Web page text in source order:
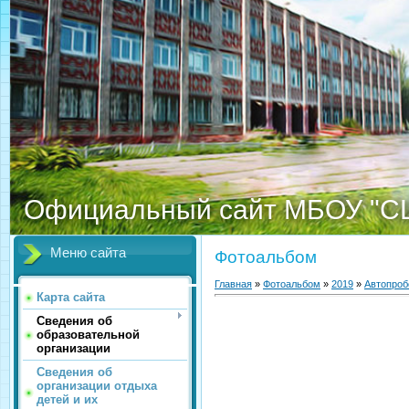
Официальный сайт МБОУ
Меню сайта
Карта сайта
Сведения об
образовательной
организации
Сведения об
организации отдыха
детей и их
Фотоальбом
Главная » Фотоальбом » 2019 »